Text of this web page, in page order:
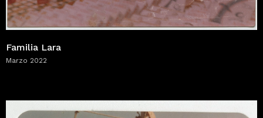
Familia Lara
Marzo 2022